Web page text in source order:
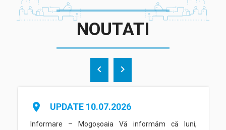
NOUTATI
place UPDATE 10.07.2026
Informare – Mogoșoaia Vă informăm că luni,
chevron_left chevron_right